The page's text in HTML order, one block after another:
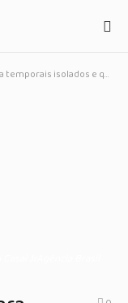
e queda nas temperaturas